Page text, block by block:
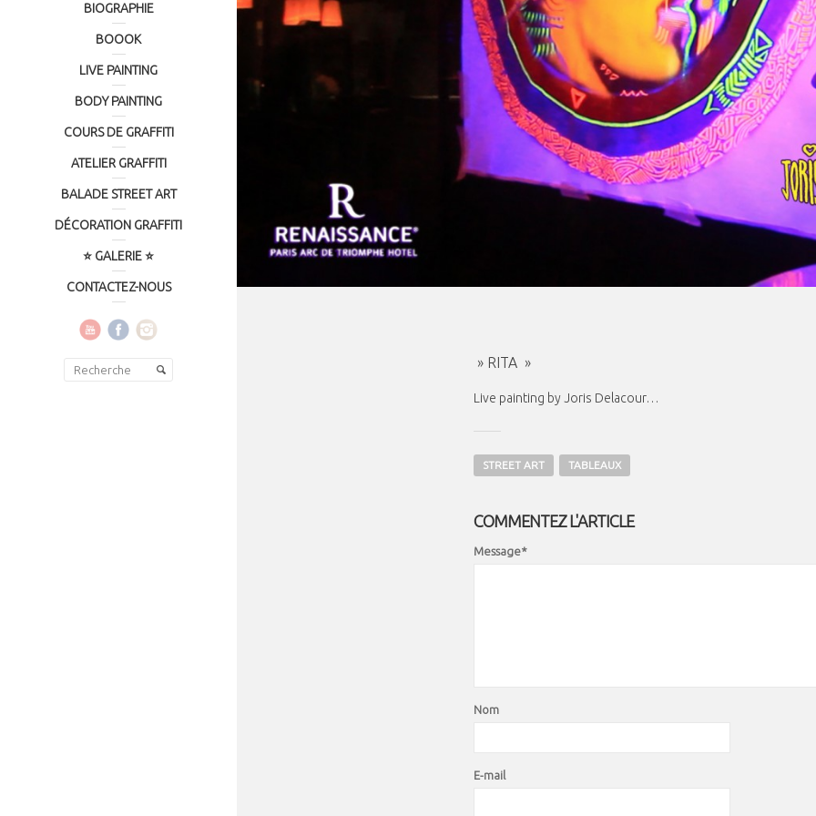
BIOGRAPHIE
BOOOK
LIVE PAINTING
BODY PAINTING
COURS DE GRAFFITI
ATELIER GRAFFITI
BALADE STREET ART
DÉCORATION GRAFFITI
⭐ GALERIE ⭐
CONTACTEZ-NOUS
» RITA »
Live painting by Joris Delacour…
STREET ART TABLEAUX
COMMENTEZ L'ARTICLE
Message*
Nom
E-mail